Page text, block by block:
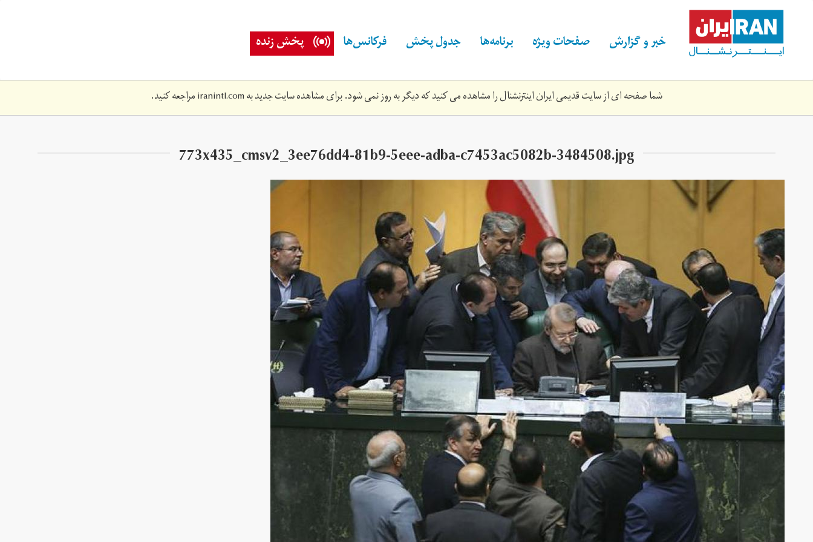
content خبر و گزارش صفحات ویژه برنامه‌ها جدول پخش فرکانس‌ها پخش زنده
شما صفحه ای از سایت قدیمی ایران اینترنشنال را مشاهده می کنید که دیگر به روز نمی شود. برای مشاهده سایت جدید بهiranintl.comمراجعه کنید.
773x435_cmsv2_3ee76dd4-81b9-5eee-adba-c7453ac5082b-3484508.jpg